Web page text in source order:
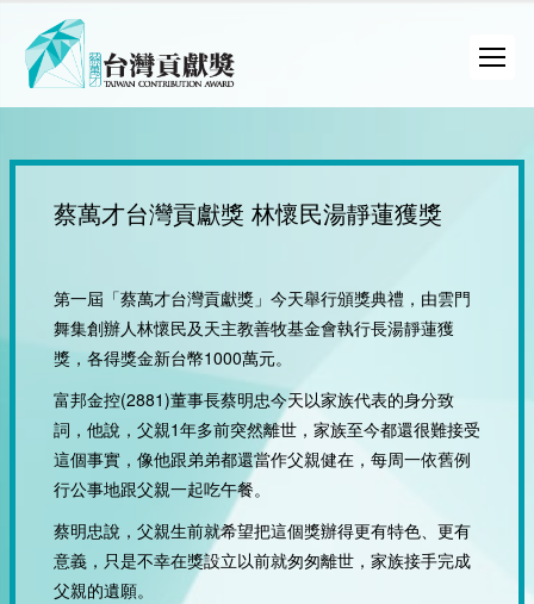
蔡萬才台灣貢獻獎 林懷民湯靜蓮獲獎
第一屆「蔡萬才台灣貢獻獎」今天舉行頒獎典禮，由雲門
舞集創辦人林懷民及天主教善牧基金會執行長湯靜蓮獲
獎，各得獎金新台幣1000萬元。
富邦金控(2881)董事長蔡明忠今天以家族代表的身分致
詞，他說，父親1年多前突然離世，家族至今都還很難接受
這個事實，像他跟弟弟都還當作父親健在，每周一依舊例
行公事地跟父親一起吃午餐。
蔡明忠說，父親生前就希望把這個獎辦得更有特色、更有
意義，只是不幸在獎設立以前就匆匆離世，家族接手完成
父親的遺願。